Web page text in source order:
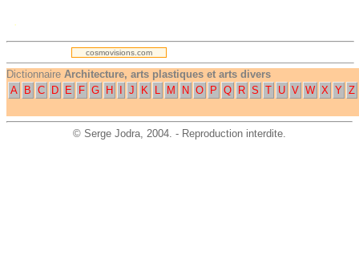
.
cosmovisions.com
Dictionnaire Architecture, arts plastiques et arts divers
A
B C D E F G H J K L M N O P Q R S T U V W X Y Z
© Serge Jodra, 2004. - Reproduction interdite.